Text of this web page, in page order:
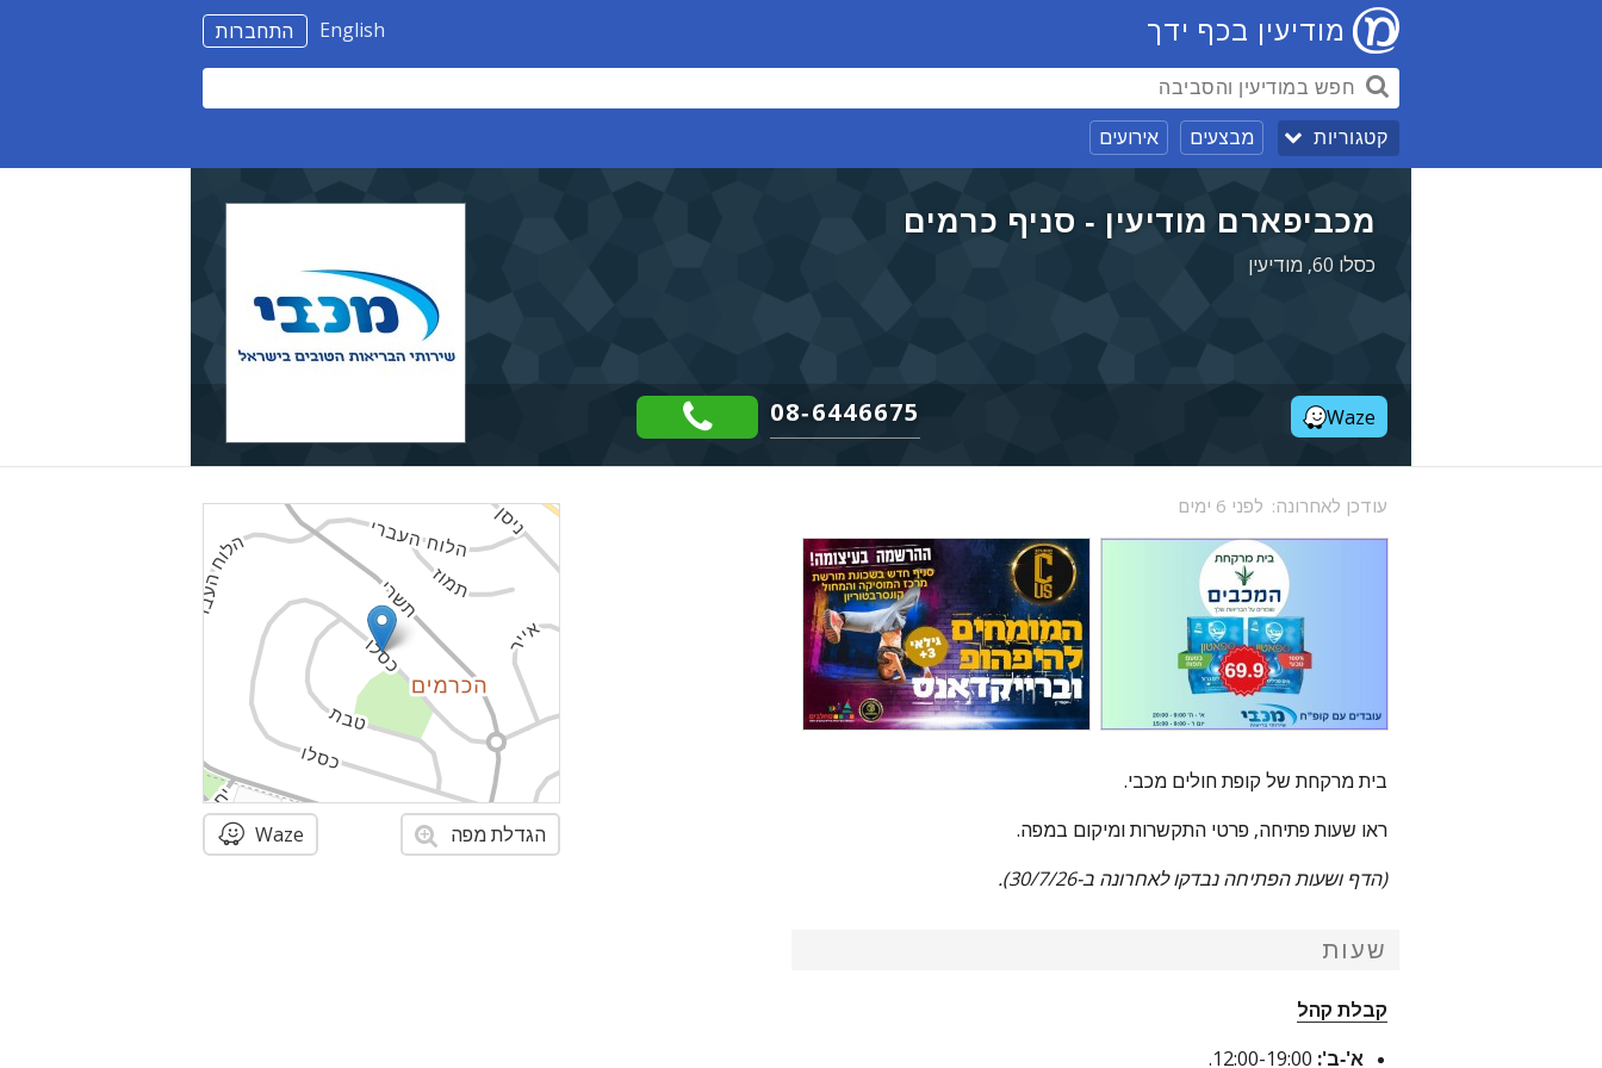
התחברות English מודיעין בכף ידך
קטגוריות מבצעים אירועים
מכביפארם מודיעין - סניף כרמים
כסלו 60, מודיעין
Waze
08-6446675
הגדלת מפה Waze
עודכן לאחרונה: לפני 6 ימים
בית מרקחת של קופת חולים מכבי.
ראו שעות פתיחה, פרטי התקשרות ומיקום במפה.
(הדף ושעות הפתיחה נבדקו לאחרונה ב-30/7/26).
שעות
קבלת קהל
א'-ב':